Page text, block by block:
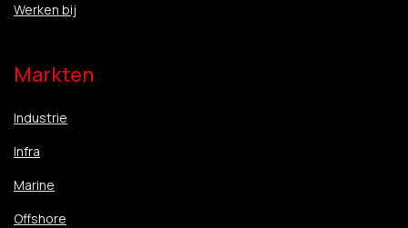
Werken bij
Markten
Industrie
Infra
Marine
Offshore